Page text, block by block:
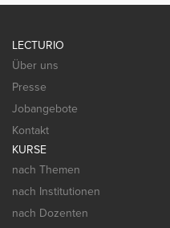
LECTURIO
Über uns
Presse
Jobangebote
Kontakt
KURSE
nach Themen
nach Institutionen
nach Dozenten